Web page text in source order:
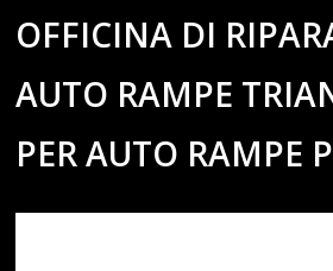
OFFICINA DI
AUTO RAMPE
PER AUTO RAMPE